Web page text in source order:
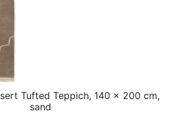
Tufted Teppich, 140 x 200 cm,
sand